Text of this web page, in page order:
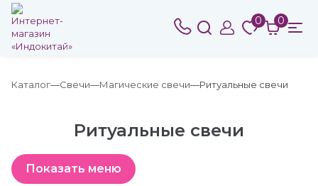
0 0
Каталог Свечи Магические свечи Ритуальные свечи
Ритуальные свечи